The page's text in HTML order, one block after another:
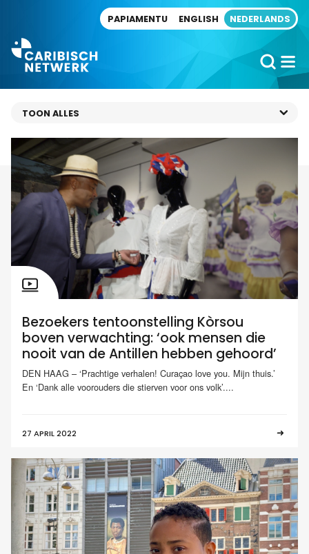
PAPIAMENTU ENGLISH NEDERLANDS
Bezoekers tentoonstelling Kòrsou
boven verwachting: ‘ook mensen die
nooit van de Antillen hebben gehoord’
DEN HAAG – ‘Prachtige verhalen! Curaçao love you. Mijn thuis.’
En ‘Dank alle voorouders die stierven voor ons volk’....
27 APRIL 2022